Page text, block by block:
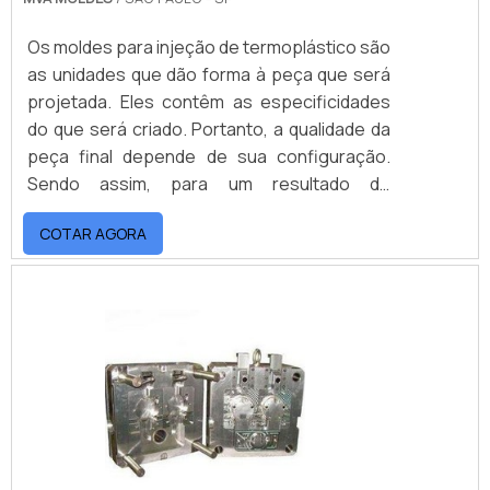
Os moldes para injeção de termoplástico são
as unidades que dão forma à peça que será
projetada. Eles contêm as especificidades
do que será criado. Portanto, a qualidade da
peça final depende de sua configuração.
Sendo assim, para um resultado de
qualidade, é preciso contar com um bom
fabricante de molde de injeção
termoplástica.os moldes tem diversas
polímeros, nada mais são do que métodos
práticos que possibilitam que a peça que
será moldada seja completamente
preenchida com um plástico derretido em
circunstâncias comedidas. Os moldes são
capazes de facilitar a produção em massa de
COTAR AGORA